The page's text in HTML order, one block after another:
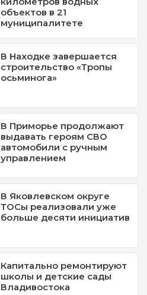
объектов в 21
муниципалитете
В Находке завершается
строительство «Тропы
осьминога»
В Приморье продолжают
выдавать героям СВО
автомобили с ручным
управлением
В Яковлевском округе
ТОСы реализовали уже
больше десяти инициатив
Капитально ремонтируют
школы и детские сады
Владивостока